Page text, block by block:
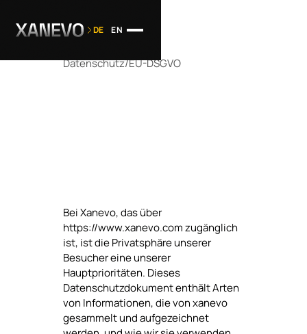
DE EN
Datenschutz/EU-DSGVO
Bei Xanevo, das über
https://www.xanevo.com zugänglich
ist, ist die Privatsphäre unserer
Besucher eine unserer
Hauptprioritäten. Dieses
Datenschutzdokument enthält Arten
von Informationen, die von xanevo
gesammelt und aufgezeichnet